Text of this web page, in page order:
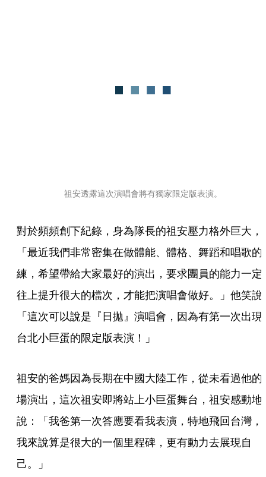
祖安透露這次演唱會將有獨家限定版表演。
對於頻頻創下紀錄，身為隊長的祖安壓力格外巨大，
「最近我們非常密集在做體能、體格、舞蹈和唱歌的
練，希望帶給大家最好的演出，要求團員的能力一定
往上提升很大的檔次，才能把演唱會做好。」他笑說
「這次可以說是『日拋』演唱會，因為有第一次出現
台北小巨蛋的限定版表演！」
祖安的爸媽因為長期在中國大陸工作，從未看過他的
場演出，這次祖安即將站上小巨蛋舞台，祖安感動地
說：「我爸第一次答應要看我表演，特地飛回台灣，
我來說算是很大的一個里程碑，更有動力去展現自
己。」